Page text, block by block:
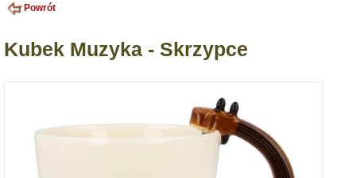
Powrót
Kubek Muzyka - Skrzypce